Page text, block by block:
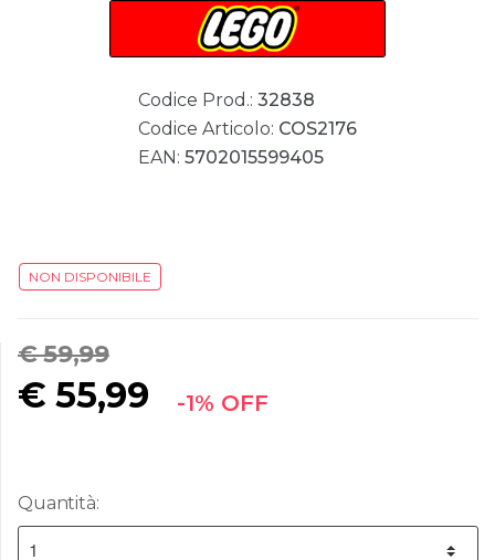
Codice Prod.: 32838
Codice Articolo: COS2176
EAN: 5702015599405
NON DISPONIBILE
€ 59,99
€55,99 -1% OFF
Quantità: